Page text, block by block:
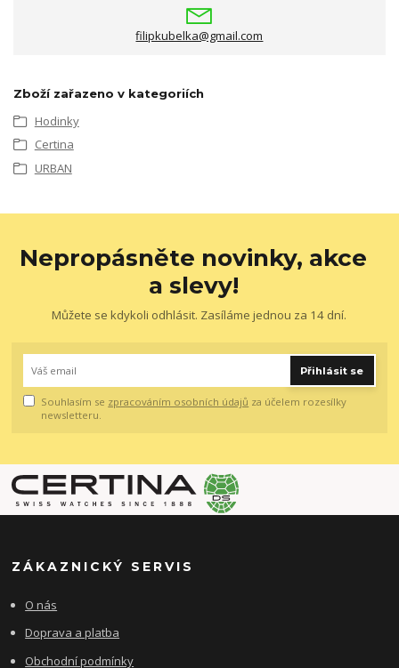
filipkubelka@gmail.com
Zboží zařazeno v kategoriích
Hodinky
Certina
URBAN
Nepropásněte novinky, akce
a slevy!
Můžete se kdykoli odhlásit. Zasíláme jednou za 14 dní.
Přihlásit se
Souhlasím se zpracováním osobních údajů za účelem rozesílky
newsletteru.
ZÁKAZNICKÝ SERVIS
O nás
Doprava a platba
Obchodní podmínky